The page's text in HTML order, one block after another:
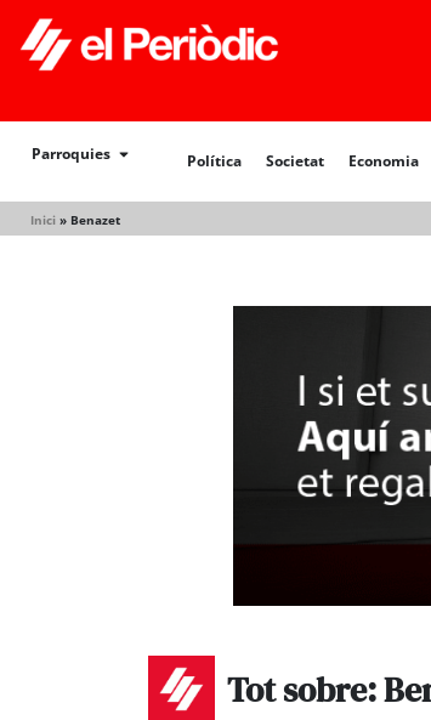
Parroquies Política Societat Economia
Inici » Benazet
Política Societat
Tot sobre: